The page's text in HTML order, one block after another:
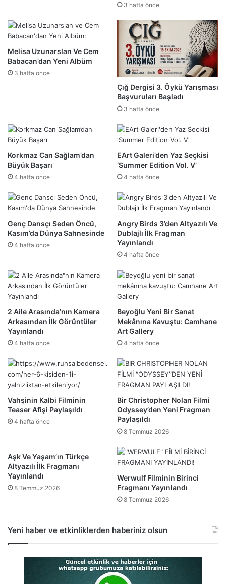
3 hafta önce
Melisa Uzunarslan Ve Cem
Babacan’dan Yeni Albüm
3 hafta önce
Çığ Dergisi 3. Öykü Yarışması
Başvuruları Başladı
3 hafta önce
Korkmaz Can Sağlam’dan
Büyük Başarı
4 hafta önce
EArt Galeri’den Yaz Seçkisi
‘Summer Edition Vol. V’
4 hafta önce
Genç Dansçı Seden Öncü,
Kasım’da Dünya Sahnesinde
4 hafta önce
Angry Birds 3’den Altyazılı Ve
Dublajlı İlk Fragman
Yayınlandı
4 hafta önce
2 Aile Arasında’nın Kamera
Arkasından İlk Görüntüler
Yayınlandı
4 hafta önce
Beyoğlu Yeni Bir Sanat
Mekânına Kavuştu: Camhane
Art Gallery
4 hafta önce
Vahşinin Kalbi Filminin
Teaser Afişi Paylaşıldı
4 hafta önce
Bir Christopher Nolan Filmi
Odyssey’den Yeni Fragman
Paylaşıldı
8 Temmuz 2026
Aşk Ve Yaşam’ın Türkçe
Altyazılı İlk Fragmanı
Yayınlandı
8 Temmuz 2026
Werwulf Filminin Birinci
Fragmanı Yayınlandı
8 Temmuz 2026
Yeni haber ve etkinliklerden haberiniz olsun